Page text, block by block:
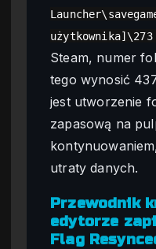
użytkownika]\273
Steam, numer
tego wynosić
jest utworzenie
zapasową na
utraty danych.
Przewodnik
edytorze
Flag